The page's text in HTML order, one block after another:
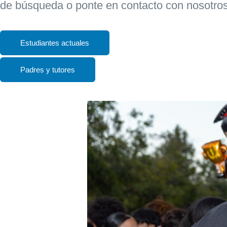
de búsqueda o ponte en contacto con
Estudiantes actuales
Padres y tutores